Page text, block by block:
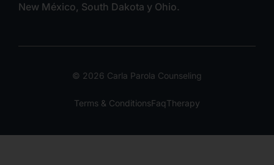
New México, South Dakota y Ohio.
© 2026 Carla Parola Counseling
Terms & ConditionsFaqTherapy